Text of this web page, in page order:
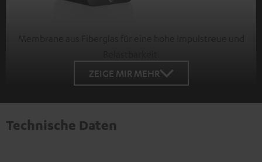
ZEIGE MIR MEHR
Technische Daten